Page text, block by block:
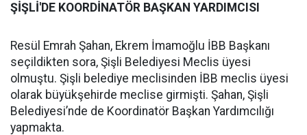
ŞİŞLİ'DE KOORDİNATÖR BAŞKAN YARDIMCISI
Resül Emrah Şahan, Ekrem İmamoğlu İBB Başkanı
seçildikten sora, Şişli Belediyesi Meclis üyesi
olmuştu. Şişli belediye meclisinden İBB meclis üyesi
olarak büyükşehirde meclise girmişti. Şahan, Şişli
Belediyesi’nde de Koordinatör Başkan Yardımcılığı
yapmakta.